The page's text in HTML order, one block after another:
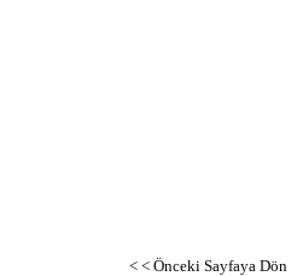
< < Önceki Sayfaya Dön